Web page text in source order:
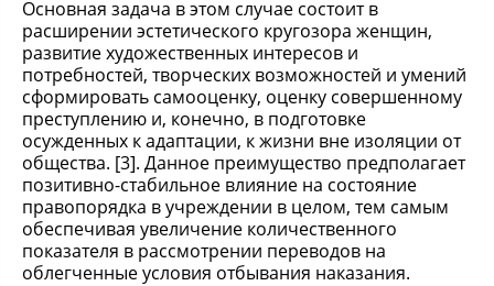
Основная задача в этом случае состоит в
расширении эстетического кругозора женщин,
развитие художественных интересов и
потребностей, творческих возможностей и умений
сформировать самооценку, оценку совершенному
преступлению и, конечно, в подготовке
осужденных к адаптации, к жизни вне изоляции от
общества. [3]. Данное преимущество предполагает
позитивно-стабильное влияние на состояние
правопорядка в учреждении в целом, тем самым
обеспечивая увеличение количественного
показателя в рассмотрении переводов на
облегченные условия отбывания наказания.